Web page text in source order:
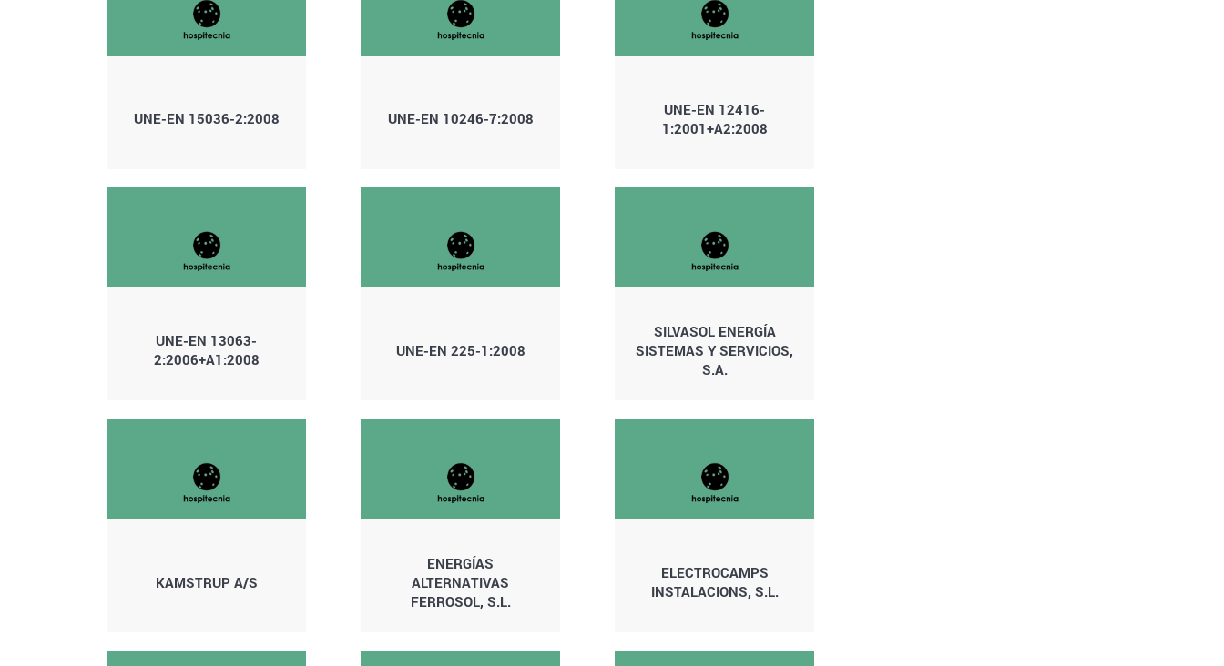
UNE-EN 15036-2:2008 UNE-EN 10246-7:2008
UNE-EN 12416-
1:2001+A2:2008
UNE-EN 13063-
2:2006+A1:2008
UNE-EN 225-1:2008
SILVASOL ENERGÍA
SISTEMAS Y SERVICIOS,
S.A.
KAMSTRUP A/S
ENERGÍAS
ALTERNATIVAS
FERROSOL, S.L.
ELECTROCAMPS
INSTALACIONS, S.L.